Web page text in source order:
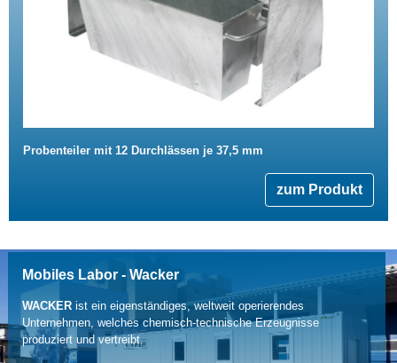
Probenteiler mit 12 Durchlässen je 37,5 mm
zum Produkt
Mobiles Labor - Wacker
WACKERist ein eigenständiges, weltweit operierendes
Unternehmen, welches chemisch-technische Erzeugnisse
produziert und vertreibt.